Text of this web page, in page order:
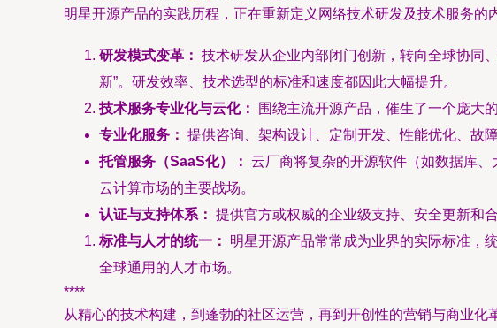
明星开源产品的实践历程，正在重新定义网络技术研发及技术服务的
研发模式变革： 技术研发从企业内部闭门创新，转向全球协同
新”。研发效率、技术选型的标准和速度都因此大幅提升。
技术服务专业化与云化：
围绕主流开源产品，催生了一个庞大
专业化服务： 提供咨询、架构设计、定制开发、性能优化、故
托管服务（SaaS化）： 云厂商将复杂的开源软件（如数据库
云计算市场的主要战场。
认证与支持体系： 提供官方或权威的企业级支持、安全更新和
标准与人才的统一：
明星开源产品常常成为业界的实际标准，
全球通用的人才市场。
****
从精心的技术构建，到蓬勃的社区运营，再到开创性的营销与商业